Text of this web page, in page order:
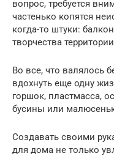
вопрос, требуется
частенько копятся
когда-то штуки:
творчества
Во все, что валялось
вдохнуть еще одну
горшок, пластмасса,
бусины или
Создавать своими
для дома не только